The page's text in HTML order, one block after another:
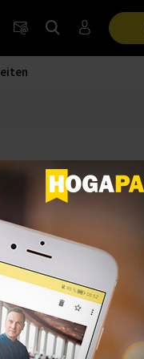
– und